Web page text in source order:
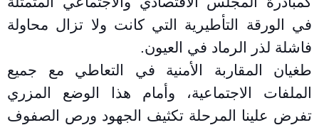
في الورقة التأطيرية التي كانت ولا تزال محاولة
فاشلة لذر الرماد في العيون.
طغيان المقاربة الأمنية في التعاطي مع جميع
الملفات الاجتماعية، وأمام هذا الوضع المزري
تفرض علينا المرحلة تكثيف الجهود ورص الصفوف